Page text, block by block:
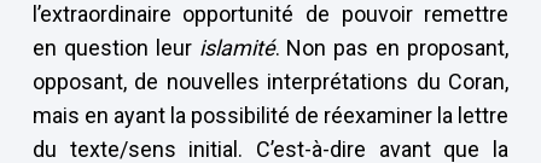
l’extraordinaire opportunité de pouvoir remettre
en question leur islamité. Non pas en proposant,
opposant, de nouvelles interprétations du Coran,
mais en ayant la possibilité de réexaminer la lettre
du texte/sens initial. C’est-à-dire avant que la